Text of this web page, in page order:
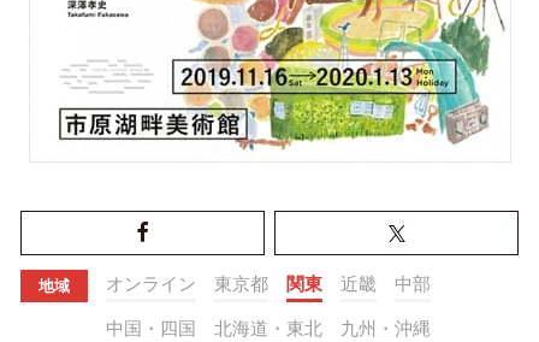
地域 オンライン 東京都 関東 近畿 中部
中国・四国 北海道・東北 九州・沖縄